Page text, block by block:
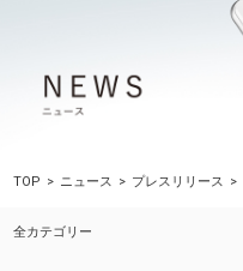
TOP ニュース プレスリリース
全カテゴリー